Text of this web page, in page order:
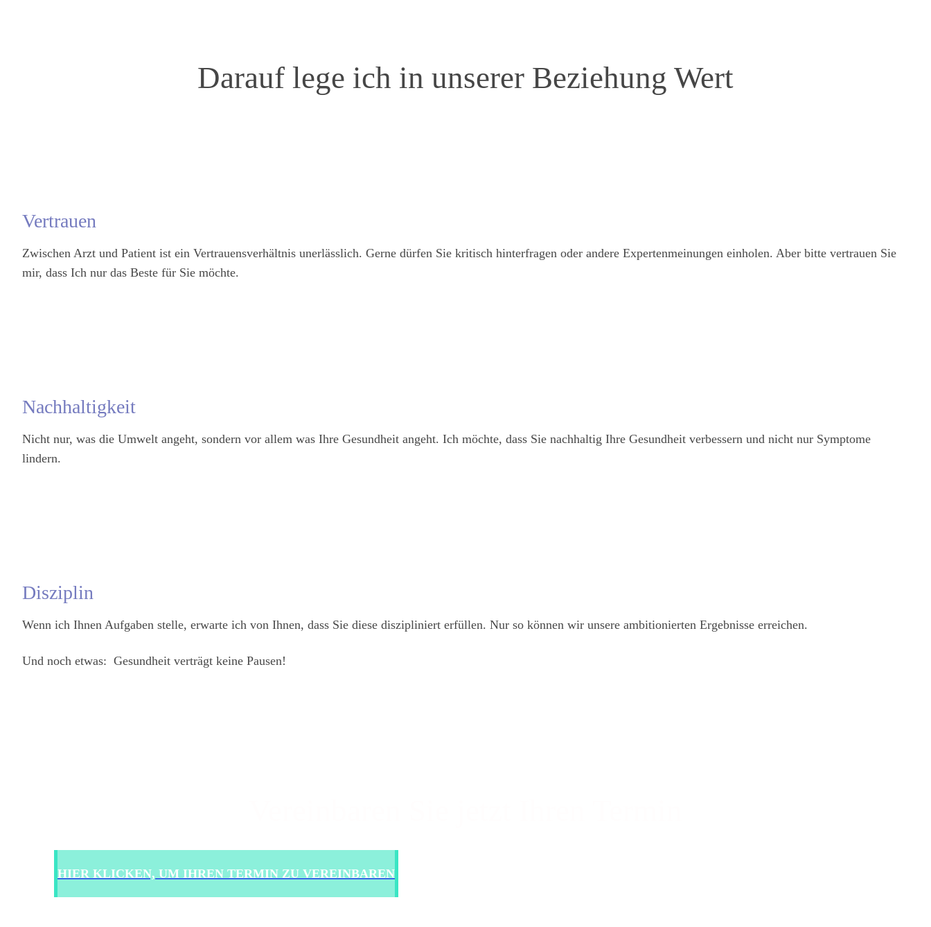
Darauf lege ich in unserer Beziehung Wert
Vertrauen
Zwischen Arzt und Patient ist ein Vertrauensverhältnis unerlässlich. Gerne dürfen Sie kritisch hinterfragen oder andere Expertenmeinungen einholen. Aber bitte vertrauen Sie
mir, dass Ich nur das Beste für Sie möchte.
Nachhaltigkeit
Nicht nur, was die Umwelt angeht, sondern vor allem was Ihre Gesundheit angeht. Ich möchte, dass Sie nachhaltig Ihre Gesundheit verbessern und nicht nur Symptome
lindern.
Disziplin
Wenn ich Ihnen Aufgaben stelle, erwarte ich von Ihnen, dass Sie diese diszipliniert erfüllen. Nur so können wir unsere ambitionierten Ergebnisse erreichen.
Und noch etwas: Gesundheit verträgt keine Pausen!
HIER KLICKEN, UM IHREN TERMIN ZU VEREINBAREN